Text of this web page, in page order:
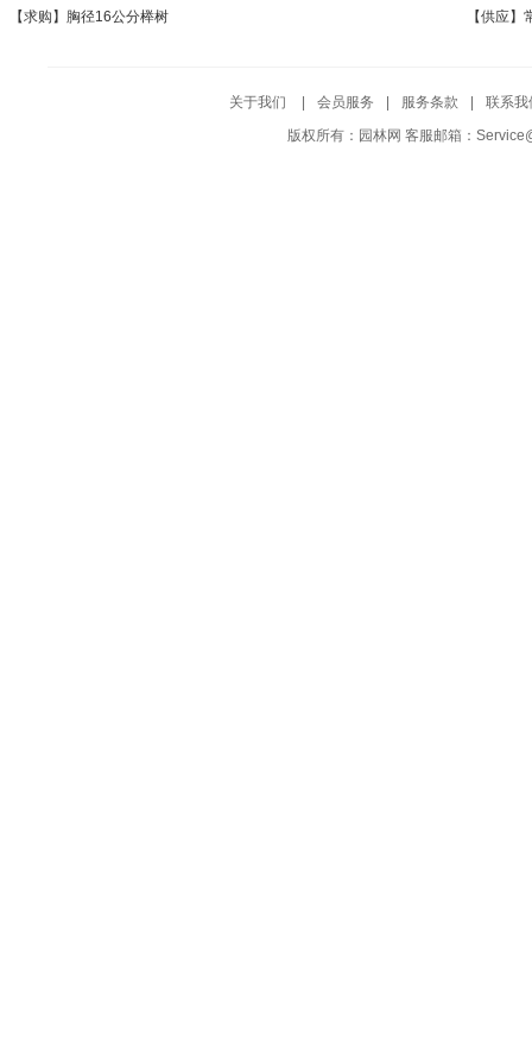
【求购】 胸径16公分榉树 都鸳鸯茉
【供应】
关于我们 会员服务 服务条款
联系我
版权所有：园林网 客服邮箱：